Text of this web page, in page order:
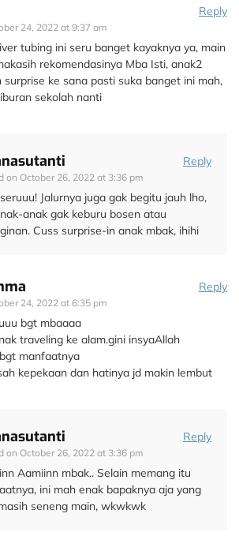
24, 2022 at 9:37 am
Reply
tubing ini seru banget kayaknya ya, main
rekomendasinya Mba Isti, anak2
surprise ke sana pasti suka banget ini mah,
sekolah nanti
on October 26, 2022 at 3:36 pm
Reply
Jalurnya juga gak begitu jauh lho,
anak gak keburu bosen atau
Cuss surprise-in anak mbak, ihihi
24, 2022 at 6:35 pm
Reply
bgt mbaaaa
traveling ke alam.gini insyaAllah
manfaatnya
kepekaan dan hatinya jd makin lembut
on October 26, 2022 at 3:36 pm
Reply
Aamiinn mbak.. Selain memang itu
ini mah enak bapaknya aja yang
seneng main, wkwkwk